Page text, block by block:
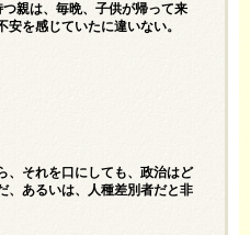
親は、毎晩、子供が帰って来
を感じていたに違いない。
、それを口にしても、政治はど
、あるいは、人種差別者だと非